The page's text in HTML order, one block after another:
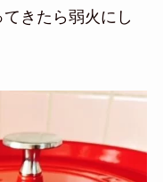
きたら弱火にし